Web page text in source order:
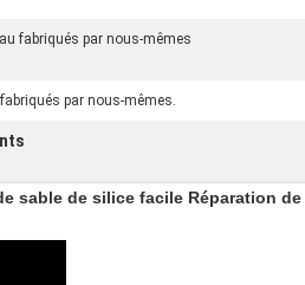
fabriqués par nous-mêmes
par nous-mêmes.
sable de silice facile Réparation de